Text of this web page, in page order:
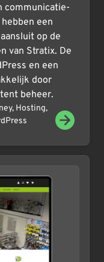
communicatie-
een
op de
van Stratix. De
en een
door
beheer.
, Hosting,